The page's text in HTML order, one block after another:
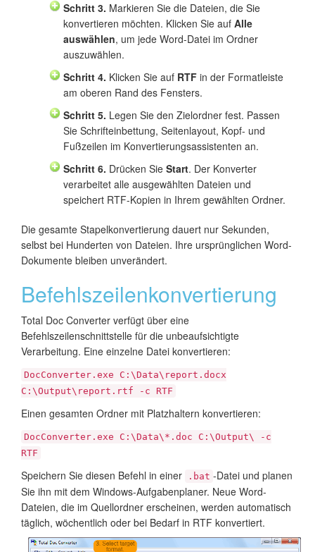
Schritt 3. Markieren Sie die Dateien, die Sie
konvertieren möchten. Klicken Sie auf Alle
auswählen, um jede Word-Datei im Ordner
auszuwählen.
Schritt 4. Klicken Sie auf RTF in der Formatleiste
am oberen Rand des Fensters.
Schritt 5. Legen Sie den Zielordner fest. Passen
Sie Schrifteinbettung, Seitenlayout, Kopf- und
Fußzeilen im Konvertierungsassistenten an.
Schritt 6. Drücken Sie Start. Der Konverter
verarbeitet alle ausgewählten Dateien und
speichert RTF-Kopien in Ihrem gewählten Ordner.
Die gesamte Stapelkonvertierung dauert nur Sekunden,
selbst bei Hunderten von Dateien. Ihre ursprünglichen Word-
Dokumente bleiben unverändert.
Befehlszeilenkonvertierung
Total Doc Converter verfügt über eine
Befehlszeilenschnittstelle für die unbeaufsichtigte
Verarbeitung. Eine einzelne Datei konvertieren:
DocConverter.exe C:\Data\report.docx
C:\Output\report.rtf -c RTF
Einen gesamten Ordner mit Platzhaltern konvertieren:
DocConverter.exe C:\Data\*.doc C:\Output\ -c
RTF
Speichern Sie diesen Befehl in einer .bat -Datei und planen
Sie ihn mit dem Windows-Aufgabenplaner. Neue Word-
Dateien, die im Quellordner erscheinen, werden automatisch
täglich, wöchentlich oder bei Bedarf in RTF konvertiert.